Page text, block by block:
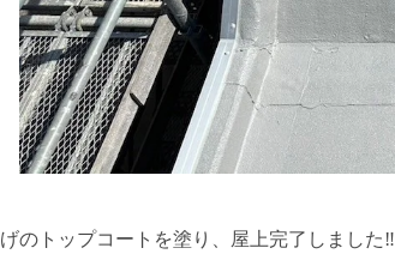
のトップコートを塗り、屋上完了しました‼️